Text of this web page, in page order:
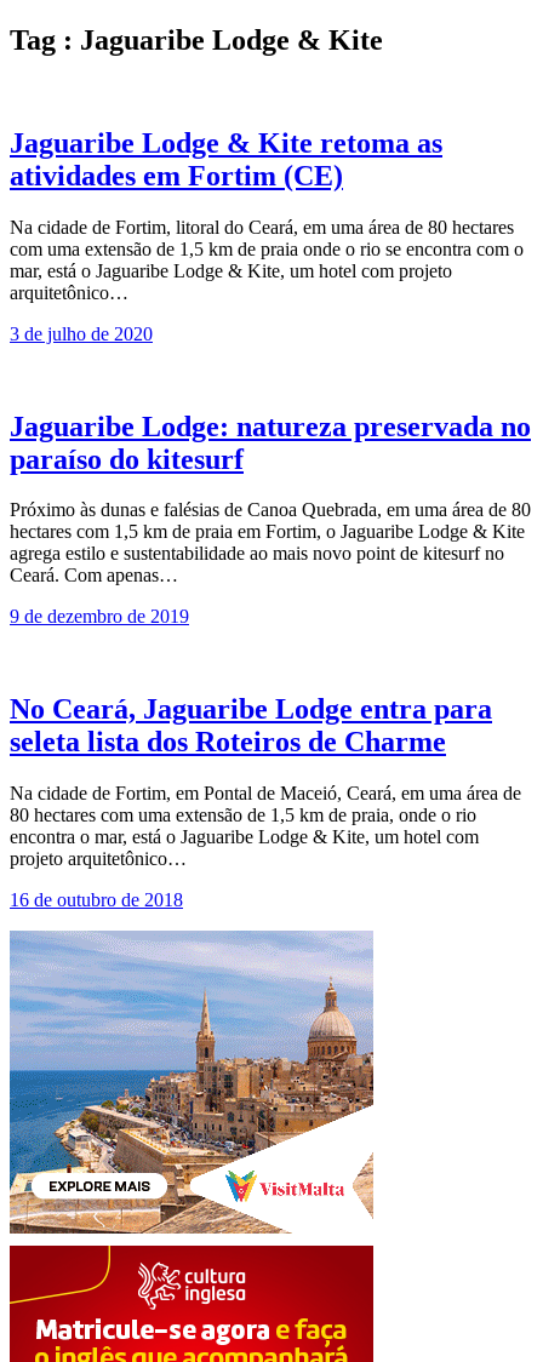
Tag : Jaguaribe Lodge & Kite
Jaguaribe Lodge & Kite retoma as
atividades em Fortim (CE)
Na cidade de Fortim, litoral do Ceará, em uma área de 80 hectares
com uma extensão de 1,5 km de praia onde o rio se encontra com o
mar, está o Jaguaribe Lodge & Kite, um hotel com projeto
arquitetônico…
3 de julho de 2020
Jaguaribe Lodge: natureza preservada no
paraíso do kitesurf
Próximo às dunas e falésias de Canoa Quebrada, em uma área de 80
hectares com 1,5 km de praia em Fortim, o Jaguaribe Lodge & Kite
agrega estilo e sustentabilidade ao mais novo point de kitesurf no
Ceará. Com apenas…
9 de dezembro de 2019
No Ceará, Jaguaribe Lodge entra para
seleta lista dos Roteiros de Charme
Na cidade de Fortim, em Pontal de Maceió, Ceará, em uma área de
80 hectares com uma extensão de 1,5 km de praia, onde o rio
encontra o mar, está o Jaguaribe Lodge & Kite, um hotel com
projeto arquitetônico…
16 de outubro de 2018